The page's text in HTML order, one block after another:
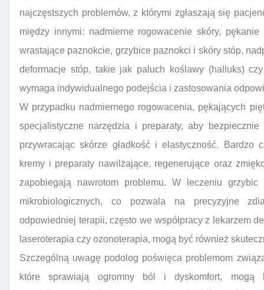
najczęstszych problemów, z którymi zgłaszają się
między innymi: nadmierne rogowacenie skóry,
wrastające paznokcie, grzybice paznokci i skóry stóp,
deformacje stóp, takie jak paluch koślawy (halluks)
wymaga indywidualnego podejścia i zastosowania
W przypadku nadmiernego rogowacenia, pękających
specjalistyczne narzędzia i preparaty, aby bezpiecznie
przywracając skórze gładkość i elastyczność. Bardzo
kremy i preparaty nawilżające, regenerujące oraz
zapobiegają nawrotom problemu. W leczeniu
mikrobiologicznych, co pozwala na precyzyjne
odpowiedniej terapii, często we współpracy z lekarzem
laseroterapia czy ozonoterapia, mogą być również
Szczególną uwagę podolog poświęca problemom
które sprawiają ogromny ból i dyskomfort, mogą